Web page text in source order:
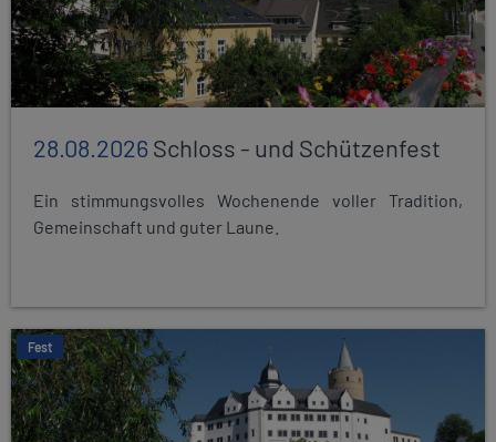
28.08.2026Schloss - und Schützenfest
Ein stimmungsvolles Wochenende voller Tradition,
Gemeinschaft und guter Laune.
Fest